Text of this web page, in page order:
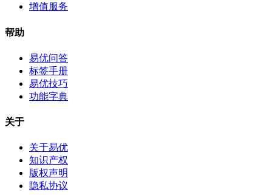
增值服务
帮助
易优问答
标签手册
易优技巧
功能字典
关于
关于易优
知识产权
版权声明
隐私协议